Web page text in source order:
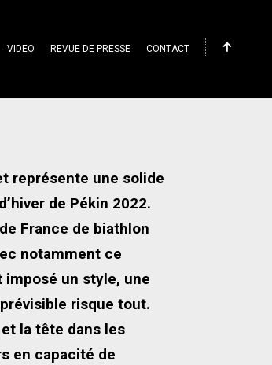
VIDEO REVUE DE PRESSE CONTACT
représente une solide
de Pékin 2022.
France de biathlon
notamment ce
un style, une
risque tout.
la tête dans les
en capacité de